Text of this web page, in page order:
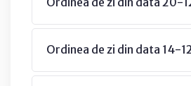
Ordinea de zi din data 14-